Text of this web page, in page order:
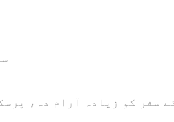
سفر کو زیادہ آرام دہ،